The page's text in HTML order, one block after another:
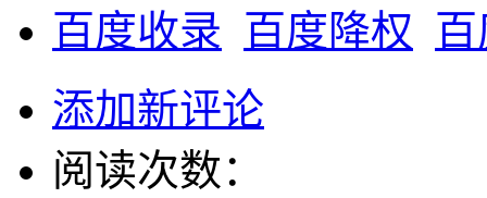
百度收录 百度降权
添加新评论
阅读次数：